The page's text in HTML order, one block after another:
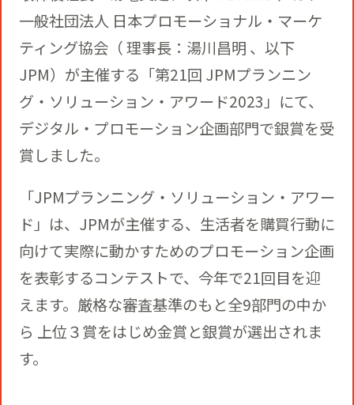
マーケティング
クリエイティブ
アクティベーション
メディアビジネス
PR
環境
社会
ガバナンス
CSR
当社の歩み
役員一覧
本社・支社アクセス
グループ会社
通年採用
カムバック採用
トップへ
一般社団法人 日本プロモーショナル・マーケ
ティング協会（ 理事長：湯川昌明 、以下
JPM）が主催する「第21回 JPMプランニン
グ・ソリューション・アワード2023」にて、
デジタル・プロモーション企画部門で銀賞を受
賞しました。
「JPMプランニング・ソリューション・アワー
ド」は、JPMが主催する、生活者を購買行動に
向けて実際に動かすためのプロモーション企画
を表彰するコンテストで、今年で21回目を迎
えます。厳格な審査基準のもと全9部門の中か
ら 上位３賞をはじめ金賞と銀賞が選出されま
す。